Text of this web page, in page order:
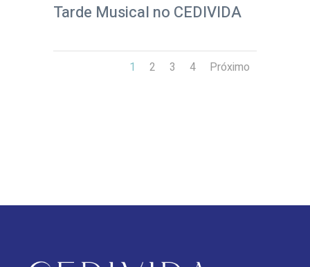
Tarde Musical no CEDIVIDA
1 2 3 4 Próximo